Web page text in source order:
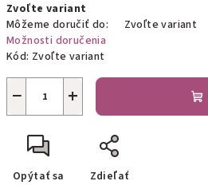
cena:
Zvoľte variant
Môžeme doručiť do:
Zvoľte variant
Možnosti doručenia
Kód: Zvoľte variant
+
−
Opýtať sa Zdieľať